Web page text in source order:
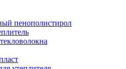
пенополистирол